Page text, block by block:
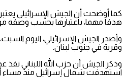
كما أوضحت أن الجيش الإسرائيلي
هدفا مهما، باعتبارها بحسب وصفه
وقرية في جنوب لبنان.
وذكر الجيش أن حزب الله اللبناني
استهدفت شمال إسرائيل منذ مساء